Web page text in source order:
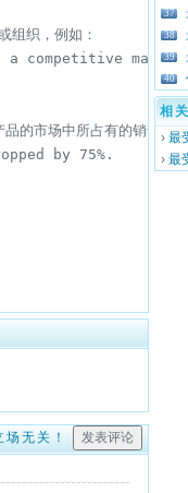
织，例如：
a competitive
市场中所占有的销售比
by 75%.
无关！
37
38
39
40
相
› 最
› 最